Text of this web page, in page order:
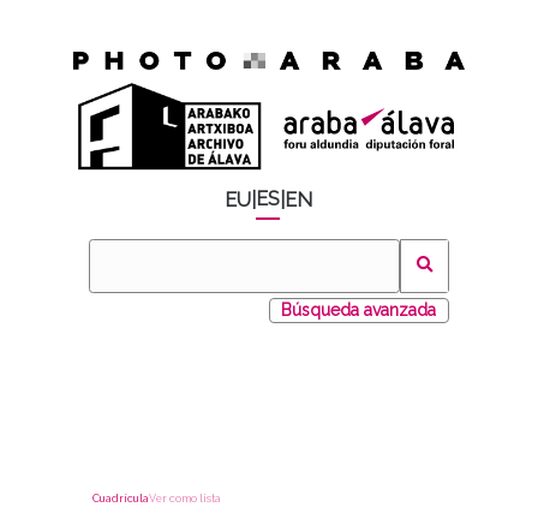
EU ES EN
Búsqueda avanzada
CuadrículaVer como lista